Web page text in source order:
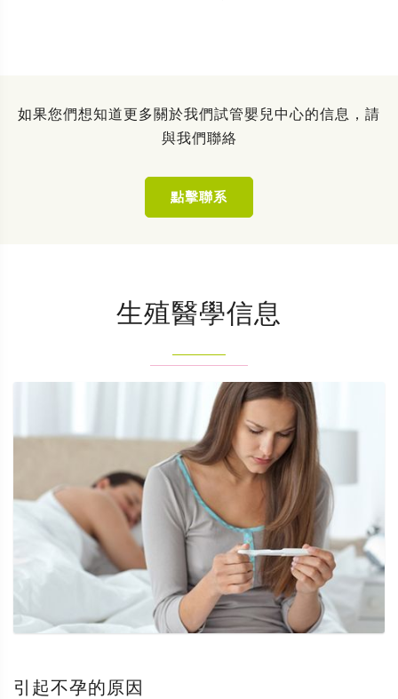
如果您們想知道更多關於我們試管嬰兒中心的信息，請
與我們聯絡
點擊聯系
生殖醫學信息
引起不孕的原因